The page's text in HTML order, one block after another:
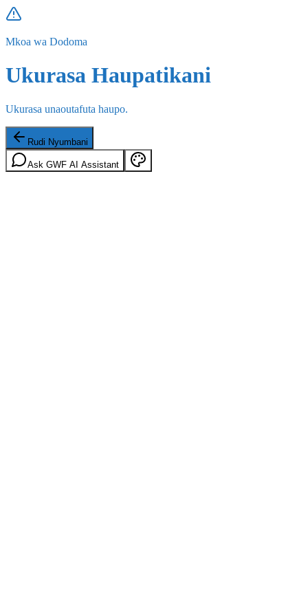
Mkoa wa Dodoma
Ukurasa Haupatikani
Ukurasa unaoutafuta haupo.
Rudi Nyumbani
Ask GWF AI Assistant